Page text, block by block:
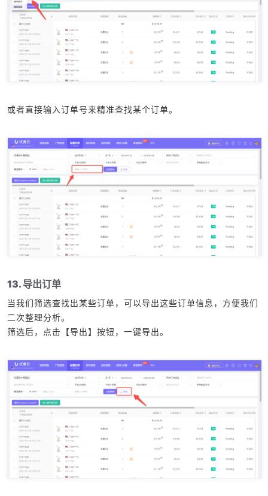
或者直接输入订单号来精准查找某个订单。
13. 导出订单
当我们筛选查找出某些订单，可以导出这些订单信息，方便我们
二次整理分析。
筛选后，点击【导出】按钮，一键导出。